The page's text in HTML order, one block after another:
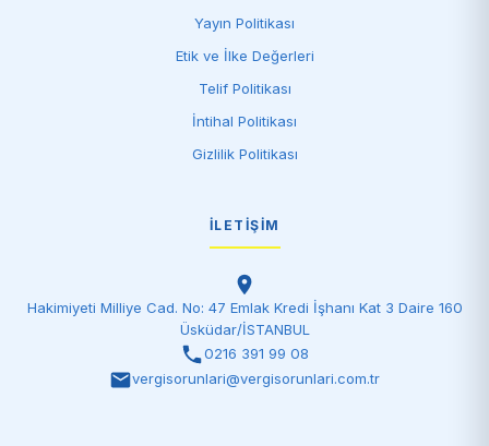
Yayın Politikası
Etik ve İlke Değerleri
Telif Politikası
İntihal Politikası
Gizlilik Politikası
İLETIŞIM
Hakimiyeti Milliye Cad. No: 47 Emlak Kredi İşhanı Kat 3 Daire 160
Üsküdar/İSTANBUL
0216 391 99 08
vergisorunlari@vergisorunlari.com.tr